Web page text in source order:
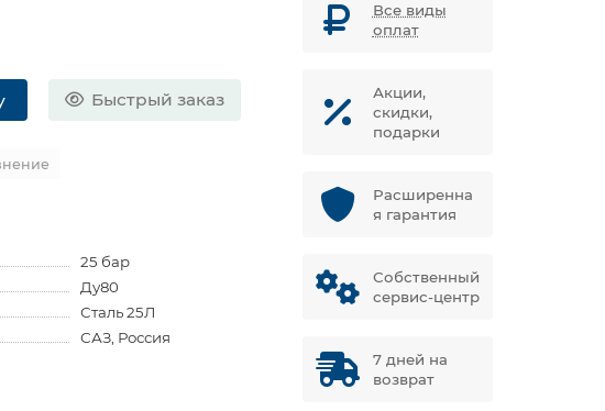
Быстрый заказ
25 бар
Ду80
Сталь 25Л
САЗ, Россия
Все виды
оплат
Акции,
скидки,
подарки
Расширенна
я гарантия
Собственный
сервис-центр
7 дней на
возврат